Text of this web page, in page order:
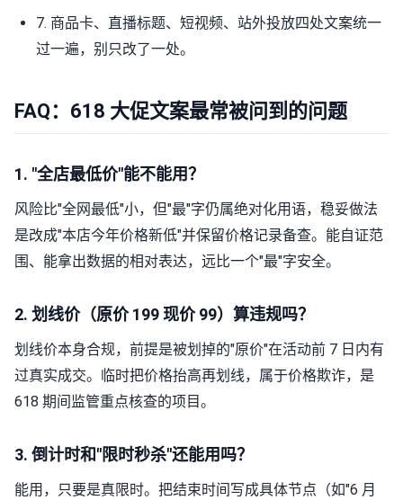
7. 商品卡、直播标题、短视频、站外投放四处文案统一
过一遍，别只改了一处。
FAQ：618 大促文案最常被问到的问题
1. "全店最低价"能不能用？
风险比"全网最低"小，但"最"字仍属绝对化用语，稳妥做法
是改成"本店今年价格新低"并保留价格记录备查。能自证范
围、能拿出数据的相对表达，远比一个"最"字安全。
2. 划线价（原价 199 现价 99）算违规吗？
划线价本身合规，前提是被划掉的"原价"在活动前 7 日内有
过真实成交。临时把价格抬高再划线，属于价格欺诈，是
618 期间监管重点核查的项目。
3. 倒计时和"限时秒杀"还能用吗？
能用，只要是真限时。把结束时间写成具体节点（如"6 月